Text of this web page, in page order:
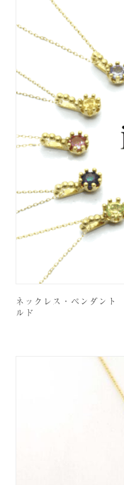
ネックレス・ペンダン
ルド